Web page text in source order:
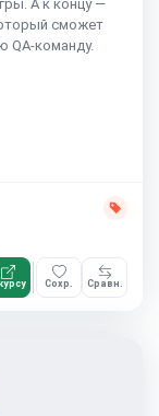
А к концу —
сможет
QA-команду.
Сохр. Сравн.